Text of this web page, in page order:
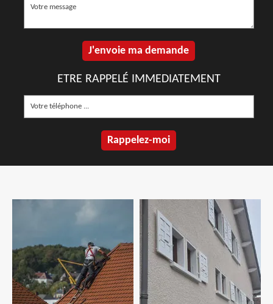
ETRE RAPPELÉ IMMEDIATEMENT